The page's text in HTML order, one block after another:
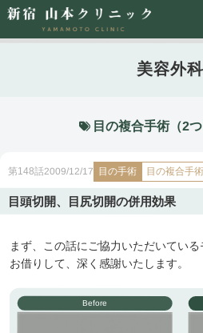
休診日 水・日・祝日
ご予約前に必ず下記のページをご確認く
ご予約につ
無料相談
※初診の方専用
美容外
目の複合手術（2
第148話2009/12/17 目の手術 目の複合手
目頭切開、目尻切開の併用効果
まず、この話にご協力いただいてい
お借りして、深く感謝いたします。
Before